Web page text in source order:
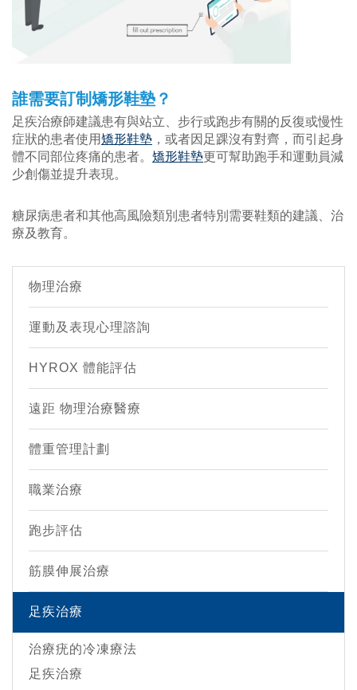
誰需要訂制矯形鞋墊？
足疾治療師建議患有與站立、步行或跑步有關的反復或慢性
症狀的患者使用矯形鞋墊 ，或者因足踝沒有對齊，而引起身
體不同部位疼痛的患者。 矯形鞋墊更可幫助跑手和運動員減
少創傷並提升表現。
糖尿病患者和其他高風險類別患者特別需要鞋類的建議、治
療及教育。
物理治療
運動及表現心理諮詢
HYROX 體能評估
遠距 物理治療醫療
體重管理計劃
職業治療
跑步評估
筋膜伸展治療
足疾治療
治療疣的冷凍療法
足疾治療